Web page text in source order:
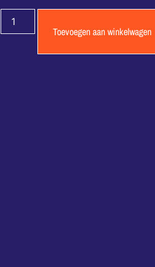
Toevoegen aan winkelwagen